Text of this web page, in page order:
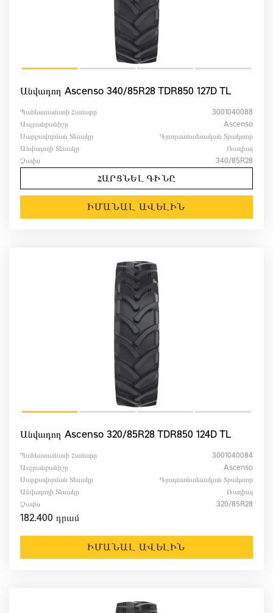
Անվադող Ascenso 340/85R28 TDR850 127D TL
Պահեստամասի Համարը
3001040088
Ապրանքանիշը
Ascenso
Սարքավորման Տեսակը
Գյուղատնտեսական Տրակտոր
Անվադողի Տեսակը
Ռադիալ
Չափս
340/85R28
ՀԱՐՑՆԵԼ ԳԻՆԸ
ԻՄԱՆԱԼ ԱՎԵԼԻՆ
Անվադող Ascenso 320/85R28 TDR850 124D TL
Պահեստամասի Համարը
3001040084
Ապրանքանիշը
Ascenso
Սարքավորման Տեսակը
Գյուղատնտեսական Տրակտոր
Անվադողի Տեսակը
Ռադիալ
Չափս
320/85R28
182.400 դրամ
ԻՄԱՆԱԼ ԱՎԵԼԻՆ